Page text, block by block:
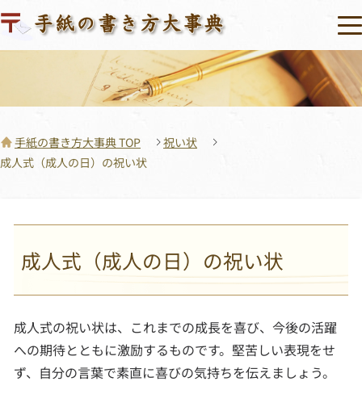
手紙の書き方大事典 TOP
祝い状
成人式（成人の日）の祝い状
成人式（成人の日）の祝い状
成人式の祝い状は、これまでの成長を喜び、今後の活躍
への期待とともに激励するものです。堅苦しい表現をせ
ず、自分の言葉で素直に喜びの気持ちを伝えましょう。